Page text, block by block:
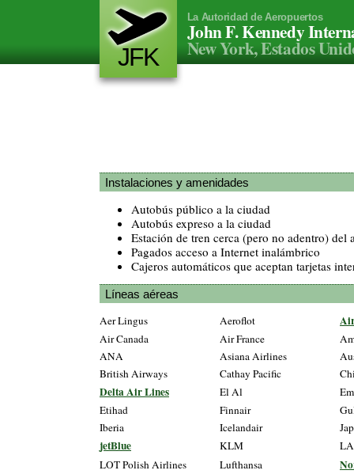
JFK
La Autoridad de Aeropuertos
John F. Kennedy
New York, Estados
Instalaciones y amenidades
Autobús público a la ciudad
Autobús expreso a la ciudad
Estación de tren cerca (pero no adentro) del
Pagados acceso a Internet inalámbrico
Cajeros automáticos que aceptan tarjetas
Líneas aéreas
Aer Lingus Aeroflot
Air Canada Air France
ANA
Asiana Airlines
British Airways
Cathay Pacific
Delta Air Lines El Al
Etihad
Finnair
Iberia
Icelandair
jetBlue KLM
LOT Polish Airlines
Lufthansa